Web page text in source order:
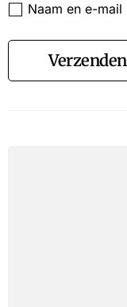
Naam en e-
Verzenden